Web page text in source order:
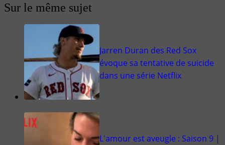
Sur le même sujet
Jarren Duran des Red Sox
évoque sa tentative de suicide
dans une série Netflix
L'amour est aveugle : Saison 9 |